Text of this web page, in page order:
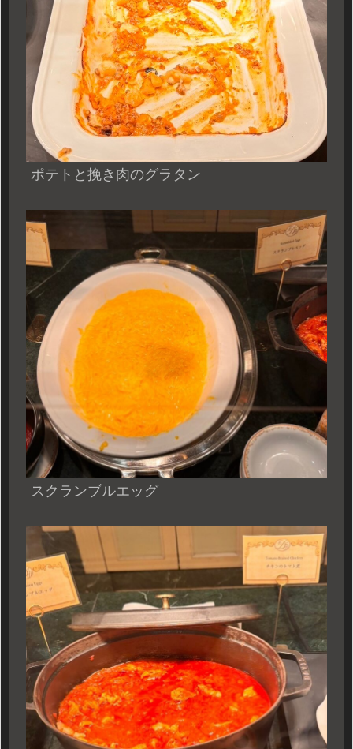
ポテトと挽き肉のグラタン
スクランブルエッグ